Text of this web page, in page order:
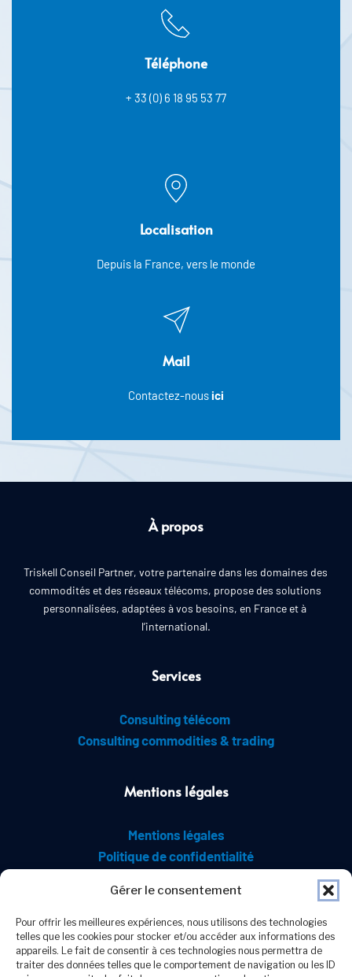
Gérer le consentement
Pour offrir les meilleures expériences, nous utilisons des technologies
telles que les cookies pour stocker et/ou accéder aux informations des
appareils. Le fait de consentir à ces technologies nous permettra de
traiter des données telles que le comportement de navigation ou les ID
Téléphone
+ 33 (0) 6 18 95 53 77
Localisation
Depuis la France, vers le monde
Mail
Contactez-nous ici
À propos
Triskell Conseil Partner, votre partenaire dans les domaines des
commodités et des réseaux télécoms, propose des solutions
personnalisées, adaptées à vos besoins, en France et à
l’international.
Services
Consulting télécom
Consulting commodities & trading
Mentions légales
Mentions légales
Politique de confidentialité